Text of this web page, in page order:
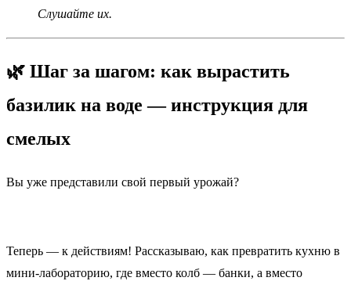
Слушайте их.
🌿 Шаг за шагом: как вырастить
базилик на воде — инструкция для
смелых
Вы уже представили свой первый урожай?
Теперь — к действиям! Рассказываю, как превратить кухню в
мини-лабораторию, где вместо колб — банки, а вместо